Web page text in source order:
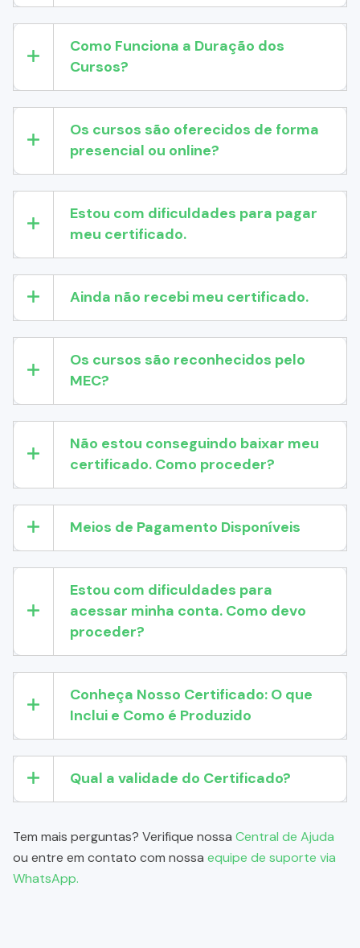
Como Funciona a Duração dos
Cursos?
Os cursos são oferecidos de forma
presencial ou online?
Estou com dificuldades para pagar
meu certificado.
Ainda não recebi meu certificado.
Os cursos são reconhecidos pelo
MEC?
Não estou conseguindo baixar meu
certificado. Como proceder?
Meios de Pagamento Disponíveis
Estou com dificuldades para
acessar minha conta. Como devo
proceder?
Conheça Nosso Certificado: O que
Inclui e Como é Produzido
Qual a validade do Certificado?
Tem mais perguntas? Verifique nossa Central de Ajuda
ou entre em contato com nossa equipe de suporte via
WhatsApp.